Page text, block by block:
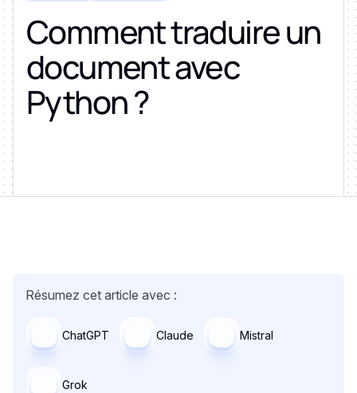
Comment traduire un
document avec
Python ?
Résumez cet article avec :
ChatGPT Claude Mistral
Grok